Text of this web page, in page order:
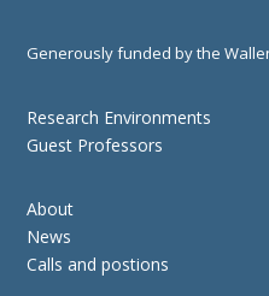
Generously funded by the
Research Environments
Guest Professors
About
News
Calls and postions